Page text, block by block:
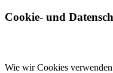
Cookie- und
Wie wir Cookies verwenden